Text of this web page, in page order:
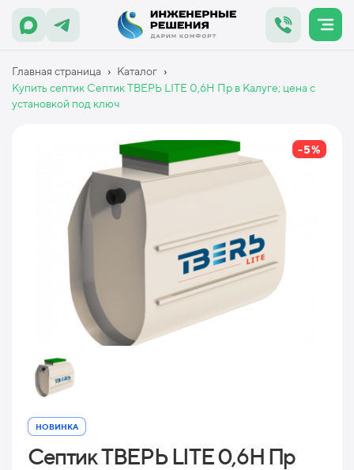
Главная страница › Каталог ›
Купить септик Септик ТВЕРЬ LITE 0,6Н Пр в Калуге; цена с
установкой под ключ
-5%
НОВИНКА
Септик ТВЕРЬ LITE 0,6Н Пр